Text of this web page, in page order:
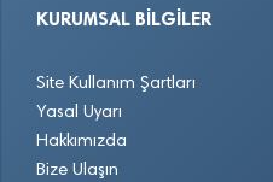
KURUMSAL BILGILER
Site Kullanım Şartları
Yasal Uyarı
Hakkımızda
Bize Ulaşın